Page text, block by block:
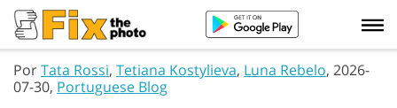
PorTata Rossi, Tetiana Kostylieva, Luna Rebelo, 2026-
07-30, Portuguese Blog